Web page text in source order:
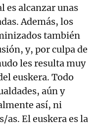
alcanzar unas
Además, los
también
y, por culpa de
les resulta muy
euskera. Todo
aún y
así, ni
as. El euskera es la